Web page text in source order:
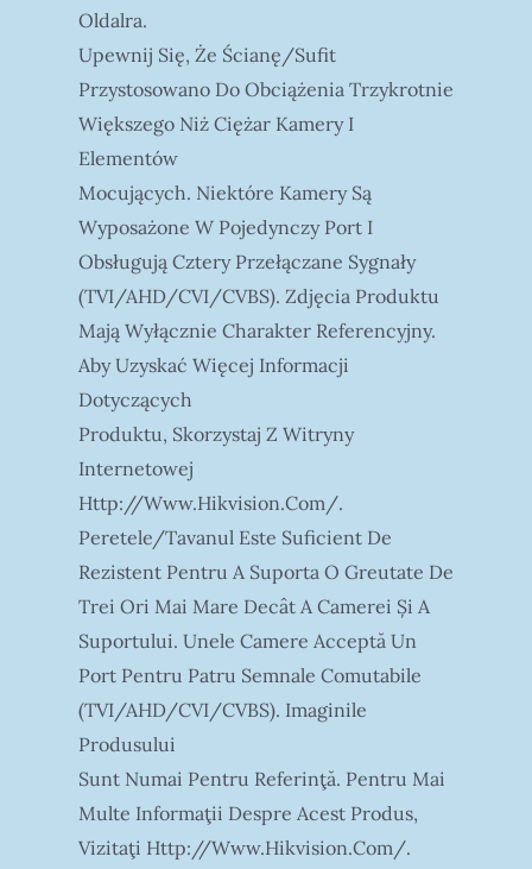
Oldalra.
Upewnij Się, Że Ścianę/sufit
Przystosowano Do Obciążenia Trzykrotnie
Większego Niż Ciężar Kamery I
Elementów
Mocujących. Niektóre Kamery Są
Wyposażone W Pojedynczy Port I
Obsługują Cztery Przełączane Sygnały
(TVI/AHD/CVI/CVBS). Zdjęcia Produktu
Mają Wyłącznie Charakter Referencyjny.
Aby Uzyskać Więcej Informacji
Dotyczących
Produktu, Skorzystaj Z Witryny
Internetowej
Http://www.hikvision.com/.
Peretele/tavanul Este Suficient De
Rezistent Pentru A Suporta O Greutate De
Trei Ori Mai Mare Decât A Camerei Și A
Suportului. Unele Camere Acceptă Un
Port Pentru Patru Semnale Comutabile
(TVI/AHD/CVI/CVBS). Imaginile
Produsului
Sunt Numai Pentru Referinţă. Pentru Mai
Multe Informaţii Despre Acest Produs,
Vizitaţi Http://www.hikvision.com/.